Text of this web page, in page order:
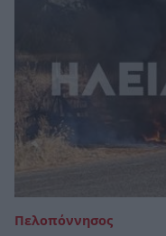
Πελοπόννησος